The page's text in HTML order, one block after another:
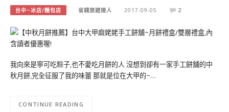
台中~冰店/麵包店 省錢旅遊達人 2017-09-05 2
我向來是寧可吃粽子,也不愛吃月餅的人 沒想到卻有一家手工餅舖的中
秋月餅,完全征服了我的味蕾 那就是位在大甲的~…
CONTINUE READING